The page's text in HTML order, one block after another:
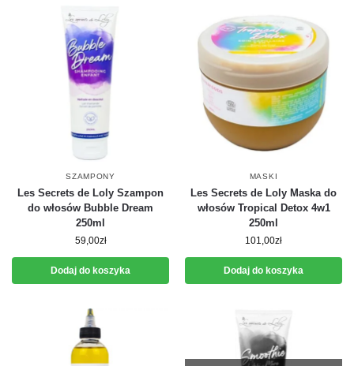
SZAMPONY
Les Secrets de Loly Szampon
do włosów Bubble Dream
250ml
59,00zł
Dodaj do koszyka
MASKI
Les Secrets de Loly Maska do
włosów Tropical Detox 4w1
250ml
101,00zł
Dodaj do koszyka